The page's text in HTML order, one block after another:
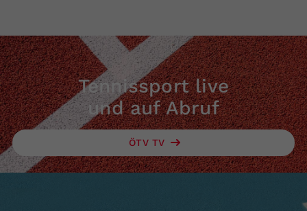
Tennissport live
und auf Abruf
ÖTV TV